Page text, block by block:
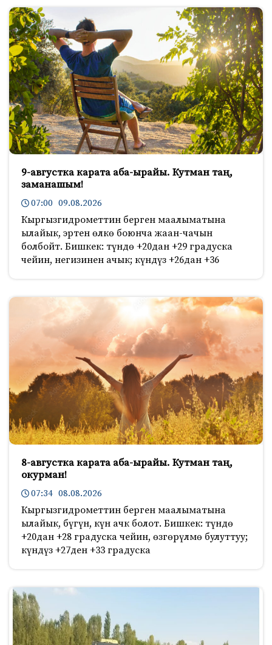
9-августка карата аба-ырайы. Кутман таң,
заманашым!
07:00 09.08.2026
Кыргызгидрометтин берген маалыматына
ылайык, эртен өлкө боюнча жаан-чачын
болбойт. Бишкек: түндө +20дан +29 градуска
чейин, негизинен ачык; күндүз +26дан +36
8-августка карата аба-ырайы. Кутман таң,
окурман!
07:34 08.08.2026
Кыргызгидрометтин берген маалыматына
ылайык, бүгүн, күн ачк болот. Бишкек: түндө
+20дан +28 градуска чейин, өзгөрүлмө булуттуу;
күндүз +27ден +33 градуска